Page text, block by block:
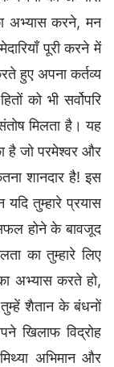
अभ्यास करने, मन
पूरी करने में
हुए अपना कर्तव्य
को भी सर्वोपरि
मिलता है। यह
है जो परमेश्वर और
शानदार है! इस
तुम्हारे प्रयास
होने के बावजूद
का तुम्हारे लिए
अभ्यास करते हो,
शैतान के बंधनों
खिलाफ विद्रोह
अभिमान और